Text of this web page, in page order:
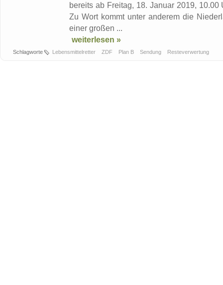
bereits ab Freitag, 18. Januar 2019,
Zu Wort kommt unter anderem die
einer großen ...
weiterlesen »
Schlagworte Lebensmittelretter ZDF Plan B Sendung Resteverwertung